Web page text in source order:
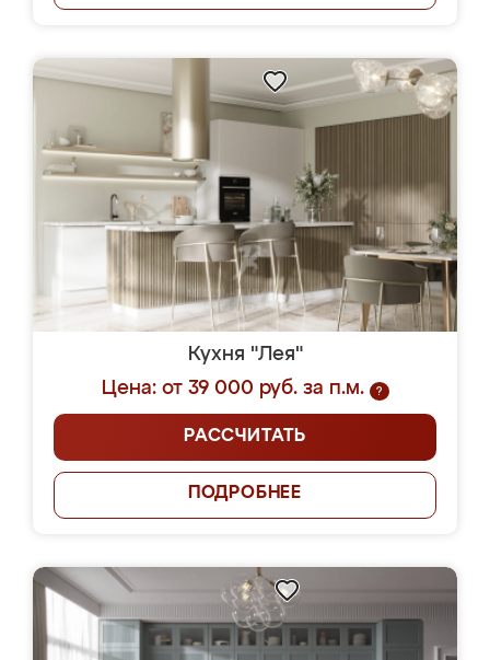
Кухня "Лея"
Цена: от 39 000 руб. за п.м.
?
РАССЧИТАТЬ
ПОДРОБНЕЕ